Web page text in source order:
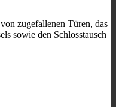
zugefallenen Türen, das
sowie den Schlosstausch